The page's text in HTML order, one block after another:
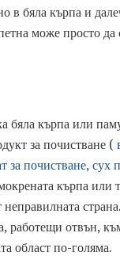
​​в бяла кърпа и
може просто
бяла кърпа или
за почистване (
за почистване, сух
кърпа или
работещи отвън,
област по-голяма.